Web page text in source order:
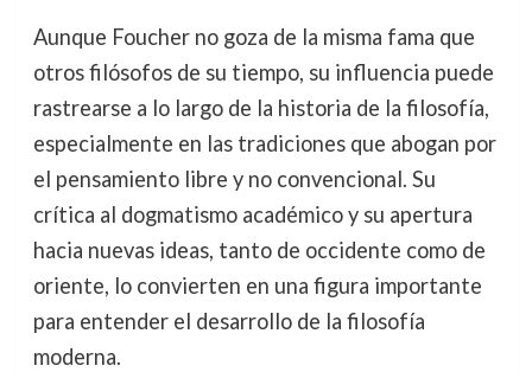
Aunque Foucher no goza de la misma fama que
otros filósofos de su tiempo, su influencia puede
rastrearse a lo largo de la historia de la filosofía,
especialmente en las tradiciones que abogan por
el pensamiento libre y no convencional. Su
crítica al dogmatismo académico y su apertura
hacia nuevas ideas, tanto de occidente como de
oriente, lo convierten en una figura importante
para entender el desarrollo de la filosofía
moderna.